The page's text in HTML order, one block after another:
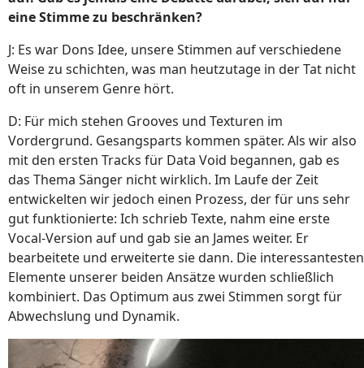
eine Stimme zu beschränken?
J: Es war Dons Idee, unsere Stimmen auf verschiedene
Weise zu schichten, was man heutzutage in der Tat nicht
oft in unserem Genre hört.
D: Für mich stehen Grooves und Texturen im
Vordergrund. Gesangsparts kommen später. Als wir also
mit den ersten Tracks für Data Void begannen, gab es
das Thema Sänger nicht wirklich. Im Laufe der Zeit
entwickelten wir jedoch einen Prozess, der für uns sehr
gut funktionierte: Ich schrieb Texte, nahm eine erste
Vocal-Version auf und gab sie an James weiter. Er
bearbeitete und erweiterte sie dann. Die interessantesten
Elemente unserer beiden Ansätze wurden schließlich
kombiniert. Das Optimum aus zwei Stimmen sorgt für
Abwechslung und Dynamik.